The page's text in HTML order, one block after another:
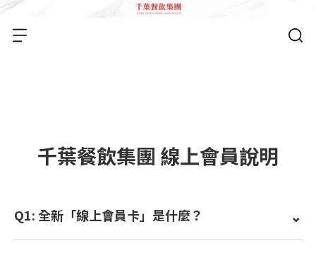
千葉餐飲集團 線上會員說明
Q1: 全新「線上會員卡」是什麼？